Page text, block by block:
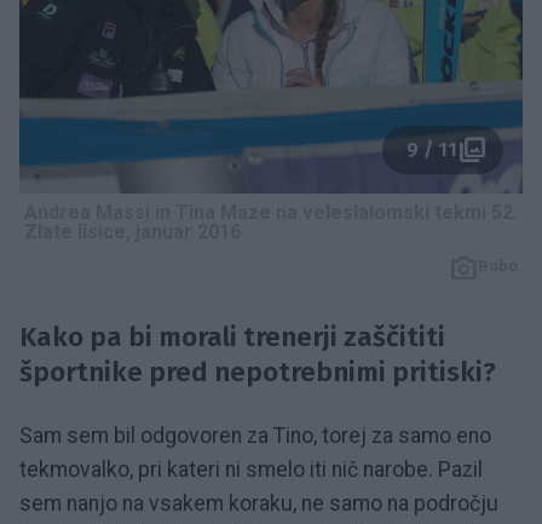
9 / 11
Kako pa bi morali trenerji zaščititi
športnike pred nepotrebnimi pritiski?
Sam sem bil odgovoren za Tino, torej za samo eno
tekmovalko, pri kateri ni smelo iti nič narobe. Pazil
sem nanjo na vsakem koraku, ne samo na področju